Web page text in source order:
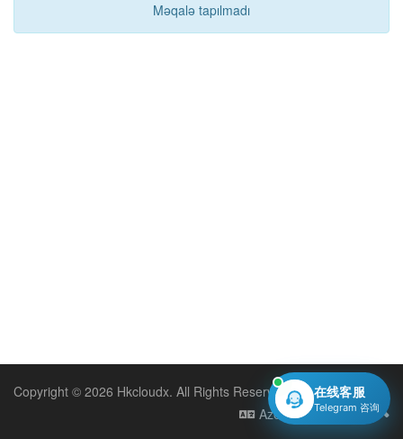
Məqalə tapılmadı
Copyright © 2026 Hkcloudx. All Rights Reserved.
Azerbaijani
在线客服
Telegram 咨询